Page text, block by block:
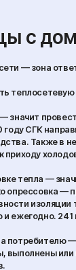
с
— зона
значит
СГК
Также в
приходу
тепла —
опрессовка —
ежегодно.
потребителю
выполнены